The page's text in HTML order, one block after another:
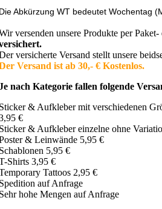
Abkürzung WT bedeutet Wochentag
versenden unsere Produkte per
versicherte Versand stellt unsere
Versand ist ab 30,- € Kostenlos.
nach Kategorie fallen folgende
& Aufkleber mit verschiedenen
€
& Aufkleber einzelne ohne
& Leinwände 5,95 €
5,95 €
Shirts 3,95 €
Tattoos 2,95 €
auf Anfrage
hohe Mengen auf Anfrage